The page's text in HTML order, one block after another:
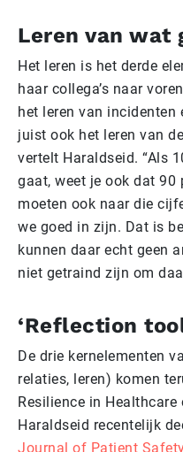
Leren van wat
Het leren is het derde
haar collega’s naar
het leren van incidenten
juist ook het leren van
vertelt Haraldseid. “Als
gaat, weet je ook dat 90
moeten ook naar die
we goed in zijn. Dat is
kunnen daar echt geen
niet getraind zijn om
‘Reflection
De drie kernelementen
relaties, leren) komen
Resilience in
Haraldseid recentelijk
Journal of Patient